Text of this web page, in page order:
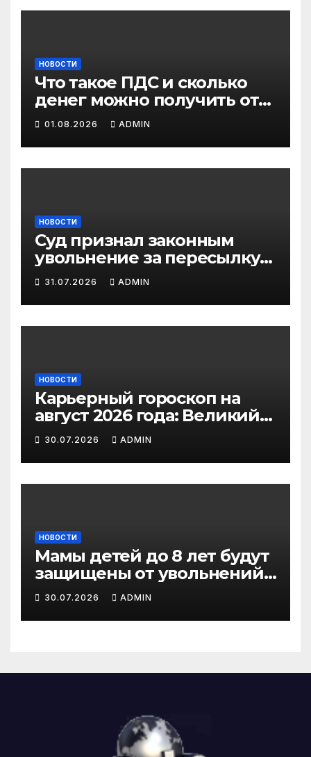
НОВОСТИ
Что такое ПДС и сколько
денег можно получить от
государства?
01.08.2026 ADMIN
НОВОСТИ
Суд признал законным
увольнение за пересылку
рабочих файлов на личную
почту
31.07.2026 ADMIN
НОВОСТИ
Карьерный гороскоп на
август 2026 года: Великий
парад планет, солнечное
затмение и судьбоносные
решения для каждого
знака
30.07.2026 ADMIN
НОВОСТИ
Мамы детей до 8 лет будут
защищены от увольнений:
что предлагают депутаты
30.07.2026 ADMIN